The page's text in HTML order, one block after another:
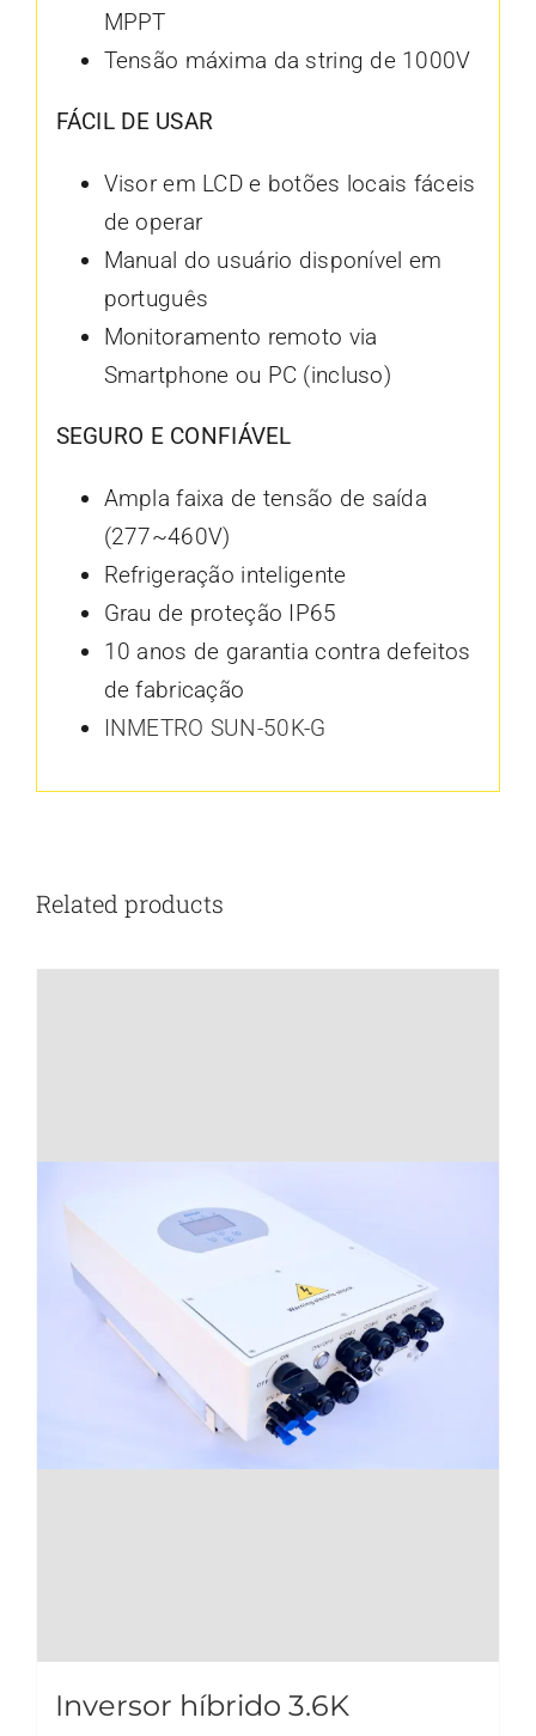
MPPT
Tensão máxima da string de 1000V
FÁCIL DE USAR
Visor em LCD e botões locais fáceis
de operar
Manual do usuário disponível em
português
Monitoramento remoto via
Smartphone ou PC (incluso)
SEGURO E CONFIÁVEL
Ampla faixa de tensão de saída
(277~460V)
Refrigeração inteligente
Grau de proteção IP65
10 anos de garantia contra defeitos
de fabricação
INMETRO SUN-50K-G
Related products
Inversor híbrido 3.6K